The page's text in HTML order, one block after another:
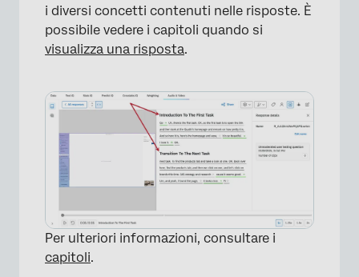
i diversi concetti contenuti nelle risposte. È
possibile vedere i capitoli quando si
visualizza una risposta.
Per ulteriori informazioni, consultare i
capitoli.